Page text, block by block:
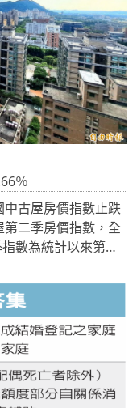
％
中古屋房價指數止跌
二季房價指數，全
數為統計以來第二
北市、新竹縣市以
季漲幅最驚人、高
市以及高雄市則較前
，其它三都跌